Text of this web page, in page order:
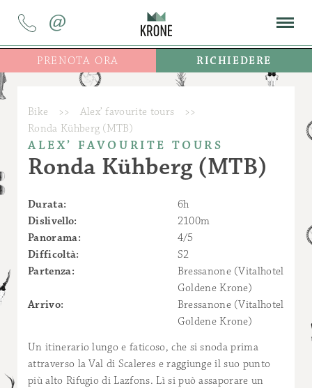
@
PRENOTA ORA RICHIEDERE
Bike >> Alex’ favourite tours
>>
Ronda Kühberg (MTB)
ALEX’ FAVOURITE TOURS
Ronda Kühberg (MTB)
Durata:
6h
Dislivello:
2100m
Panorama:
4/5
Difficoltà:
S2
Partenza:
Bressanone (Vitalhotel
Goldene Krone)
Arrivo:
Bressanone (Vitalhotel
Goldene Krone)
Un itinerario lungo e faticoso, che si snoda prima
attraverso la Val di Scaleres e raggiunge il suo punto
più alto Rifugio di Lazfons. Lì si può assaporare un